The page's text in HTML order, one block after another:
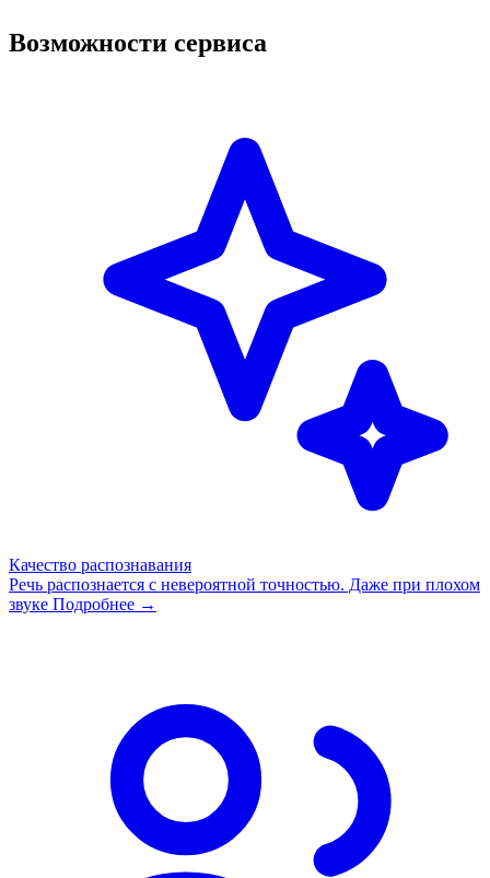
Возможности сервиса
Качество распознавания
Речь распознается с невероятной точностью. Даже при плохом
звуке Подробнее →